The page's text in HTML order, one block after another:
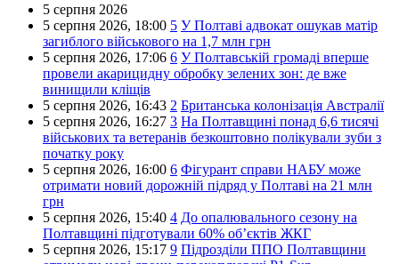
5 серпня 2026
5 серпня 2026, 18:00 5 У Полтаві адвокат ошукав матір
загиблого військового на 1,7 млн грн
5 серпня 2026, 17:06 6 У Полтавській громаді вперше
провели акарицидну обробку зелених зон: де вже
винищили кліщів
5 серпня 2026, 16:43 2 Британська колонізація Австралії
5 серпня 2026, 16:27 3 На Полтавщині понад 6,6 тисячі
військових та ветеранів безкоштовно полікували зуби з
початку року
5 серпня 2026, 16:00 6 Фігурант справи НАБУ може
отримати новий дорожній підряд у Полтаві на 21 млн
грн
5 серпня 2026, 15:40 4 До опалювального сезону на
Полтавщині підготували 60% об’єктів ЖКГ
5 серпня 2026, 15:17 9 Підрозділи ППО Полтавщини